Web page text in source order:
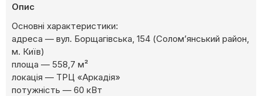
Опис
Основні характеристики:
адреса — вул. Борщагівська, 154 (Солом’янський район,
м. Київ)
площа — 558,7 м²
локація — ТРЦ «Аркадія»
потужність — 60 кВт